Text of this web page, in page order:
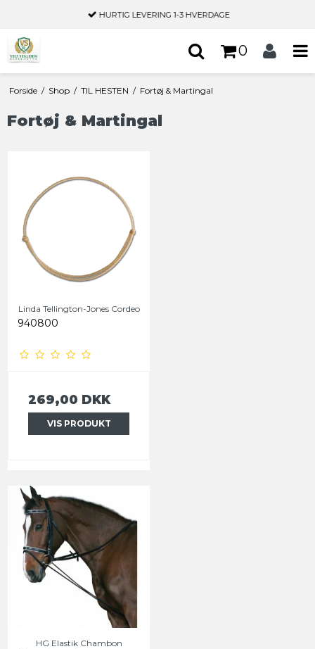
HURTIG LEVERING1-3 HVERDAGE
0
Forside / Shop / TIL HESTEN / Fortøj & Martingal
Fortøj & Martingal
Linda Tellington-Jones Cordeo
940800
269,00 DKK
VIS PRODUKT
HG Elastik Chambon